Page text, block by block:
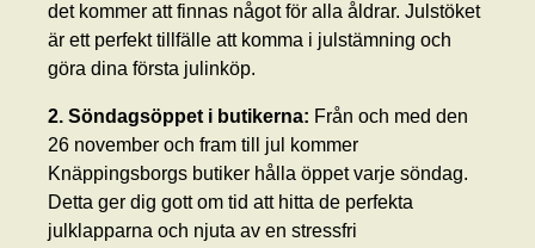
det kommer att finnas något för alla åldrar. Julstöket
är ett perfekt tillfälle att komma i julstämning och
göra dina första julinköp.
2. Söndagsöppet i butikerna: Från och med den
26 november och fram till jul kommer
Knäppingsborgs butiker hålla öppet varje söndag.
Detta ger dig gott om tid att hitta de perfekta
julklapparna och njuta av en stressfri